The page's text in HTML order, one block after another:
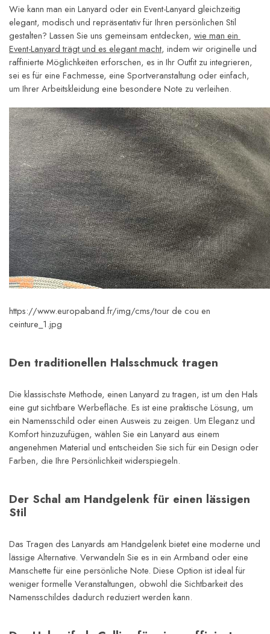
Wie kann man ein Lanyard oder ein Event-Lanyard gleichzeitig
elegant, modisch und repräsentativ für Ihren persönlichen Stil
gestalten? Lassen Sie uns gemeinsam entdecken, wie man ein
Event-Lanyard trägt und es elegant macht, indem wir originelle und
raffinierte Möglichkeiten erforschen, es in Ihr Outfit zu integrieren,
sei es für eine Fachmesse, eine Sportveranstaltung oder einfach,
um Ihrer Arbeitskleidung eine besondere Note zu verleihen.
https://www.europaband.fr/img/cms/tour de cou en
ceinture_1.jpg
Den traditionellen Halsschmuck tragen
Die klassischste Methode, einen Lanyard zu tragen, ist um den Hals
eine gut sichtbare Werbefläche. Es ist eine praktische Lösung, um
ein Namensschild oder einen Ausweis zu zeigen. Um Eleganz und
Komfort hinzuzufügen, wählen Sie ein Lanyard aus einem
angenehmen Material und entscheiden Sie sich für ein Design oder
Farben, die Ihre Persönlichkeit widerspiegeln.
Der Schal am Handgelenk für einen lässigen
Stil
Das Tragen des Lanyards am Handgelenk bietet eine moderne und
lässige Alternative. Verwandeln Sie es in ein Armband oder eine
Manschette für eine persönliche Note. Diese Option ist ideal für
weniger formelle Veranstaltungen, obwohl die Sichtbarkeit des
Namensschildes dadurch reduziert werden kann.